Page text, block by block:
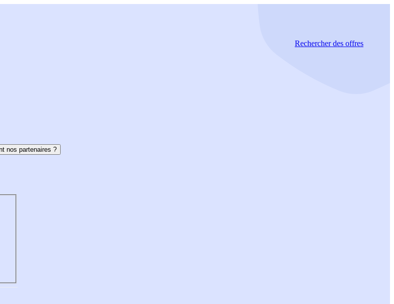
Rechercherdes offres
nos partenaires ?